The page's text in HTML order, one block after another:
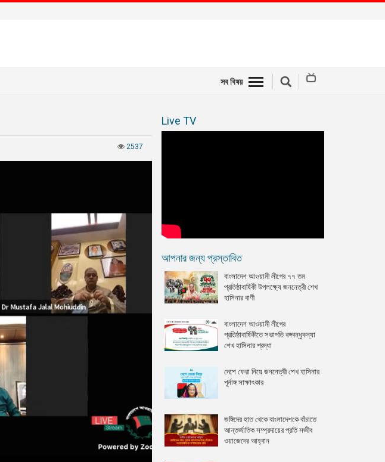
সব বিষয়
2537
Live TV
আপনার জন্য প্রস্তাবিত
বাংলাদেশ আওয়ামী লীগের ৭৭ তম
প্রতিষ্ঠাবার্ষিকী উপলক্ষ্যে জননেত্রী শেখ
হাসিনার বাণী
বাংলাদেশ আওয়ামী লীগের
প্রতিষ্ঠাবার্ষিকীতে সভাপতি বঙ্গবন্ধুকন্যা
শেখ হাসিনার শ্রদ্ধা
দেশে ফেরা নিয়ে জননেত্রী শেখ হাসিনার
পূর্নাঙ্গ সাক্ষাৎকার
জঙ্গিদের হাত থেকে বাংলাদেশকে বাঁচাতে
আন্তর্জাতিক সম্প্রদায়ের প্রতি সজীব
ওয়াজেদের আহ্বান